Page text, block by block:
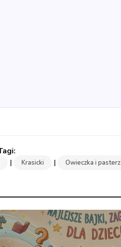
| Krasicki | Owieczka i pasterz